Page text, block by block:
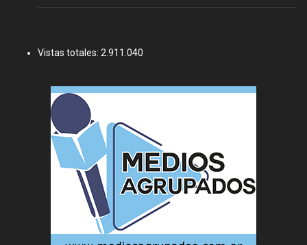
Vistas totales: 2.911.040